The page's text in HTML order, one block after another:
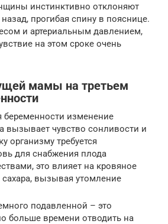
инстинктивно отклоняют
прогибая спину в пояснице.
и артериальным давлением,
на этом сроке очень
мамы на третьем
беременности изменение
вызывает чувство сонливости и
организму требуется
для снабжения плода
это влияет на кровяное
вызывая утомление
подавленной – это
больше времени отводить на